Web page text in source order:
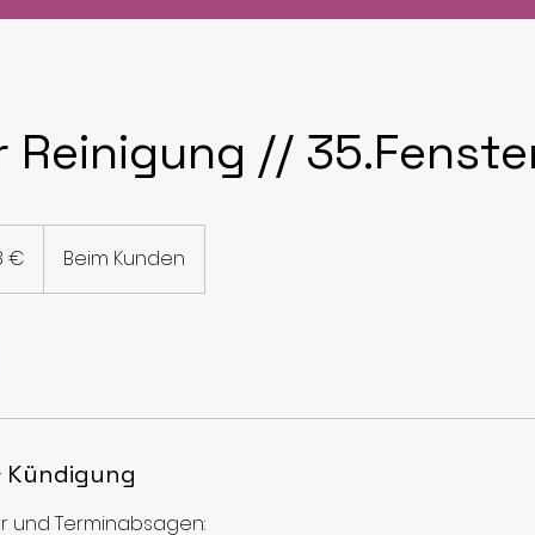
Reinigung //
€ Beim Kunden
Kündigung
und Terminabsagen: